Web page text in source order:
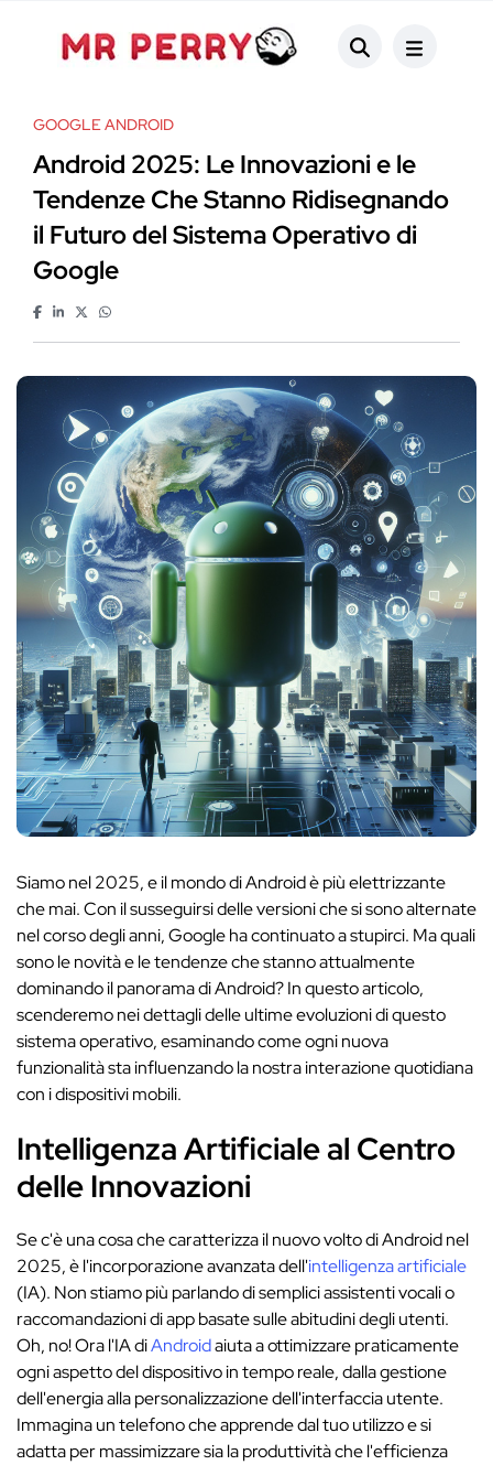
GOOGLE ANDROID
Android 2025: Le Innovazioni e le
Tendenze Che Stanno Ridisegnando
il Futuro del Sistema Operativo di
Google
Siamo nel 2025, e il mondo di Android è più elettrizzante
che mai. Con il susseguirsi delle versioni che si sono alternate
nel corso degli anni, Google ha continuato a stupirci. Ma quali
sono le novità e le tendenze che stanno attualmente
dominando il panorama di Android? In questo articolo,
scenderemo nei dettagli delle ultime evoluzioni di questo
sistema operativo, esaminando come ogni nuova
funzionalità sta influenzando la nostra interazione quotidiana
con i dispositivi mobili.
Intelligenza Artificiale al Centro
delle Innovazioni
Se c'è una cosa che caratterizza il nuovo volto di Android nel
2025, è l'incorporazione avanzata dell'intelligenza artificiale
(IA). Non stiamo più parlando di semplici assistenti vocali o
raccomandazioni di app basate sulle abitudini degli utenti.
Oh, no! Ora l'IA diAndroidaiuta a ottimizzare praticamente
ogni aspetto del dispositivo in tempo reale, dalla gestione
dell'energia alla personalizzazione dell'interfaccia utente.
Immagina un telefono che apprende dal tuo utilizzo e si
adatta per massimizzare sia la produttività che l'efficienza